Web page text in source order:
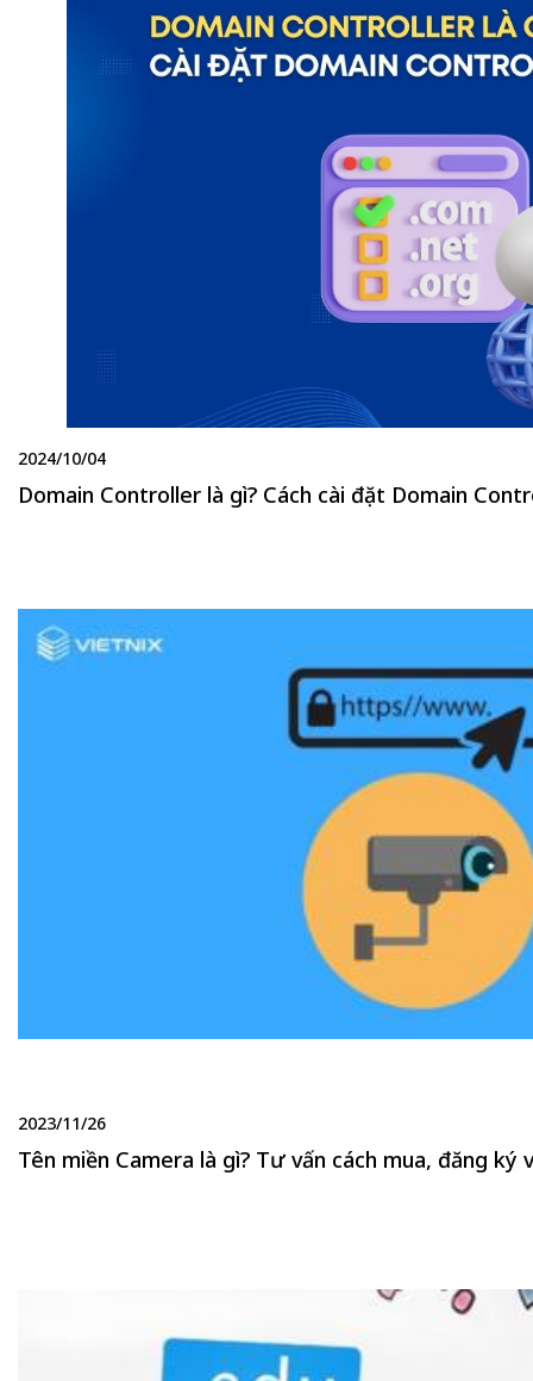
2024/10/04
Domain Controller là gì? Cách cài đặt Domain
2023/11/26
Tên miền Camera là gì? Tư vấn cách mua, đăng ký